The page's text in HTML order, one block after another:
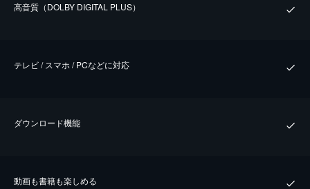
⾼⾳質（DOLBY DIGITAL PLUS）
テレビ / スマホ / PCなどに対応
ダウンロード機能
動画も書籍も楽しめる